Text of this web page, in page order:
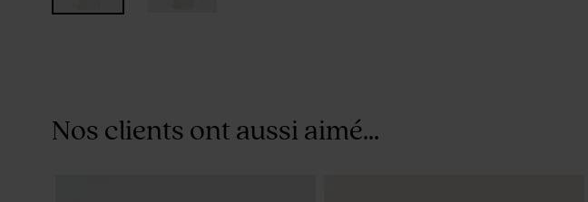
Nos clients ont aussi aimé...